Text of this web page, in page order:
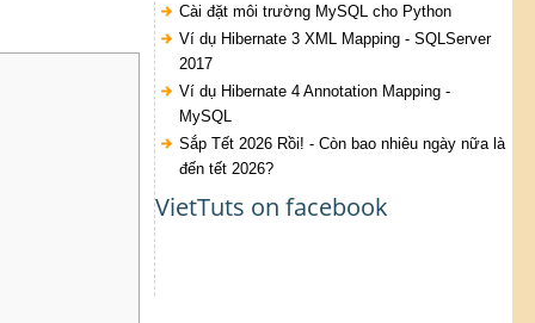
Cài đặt môi trường MySQL cho Python
Ví dụ Hibernate 3 XML Mapping - SQLServer
2017
Ví dụ Hibernate 4 Annotation Mapping -
MySQL
Sắp Tết 2026 Rồi! - Còn bao nhiêu ngày nữa là
đến tết 2026?
VietTuts on facebook